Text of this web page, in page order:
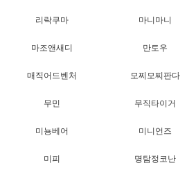
리락쿠마 마니마니
마조앤새디 만토우
매직어드벤처 모찌모찌판다
무민 무직타이거
미뇽베어 미니언즈
미피 명탐정코난